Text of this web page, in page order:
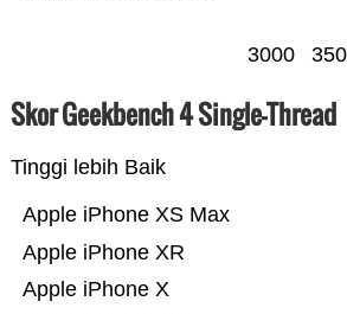
3000
Skor Geekbench 4 Single-Thread
Tinggi lebih Baik
Apple iPhone X
Apple iPhone XR
Apple iPhone XS Max